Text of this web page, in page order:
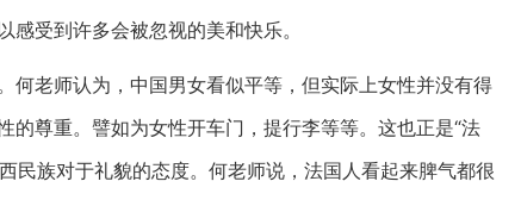
受到许多会被忽视的美和快乐。
何老师认为，中国男女看似平等，但实际上女性并没有得
尊重。譬如为女性开车门，提行李等等。这也正是“法
民族对于礼貌的态度。何老师说，法国人看起来脾气都很